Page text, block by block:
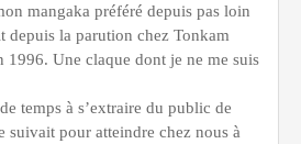
mangaka préféré depuis pas loin
depuis la parution chez Tonkam
1996. Une claque dont je ne me suis
temps à s’extraire du public de
suivait pour atteindre chez nous à